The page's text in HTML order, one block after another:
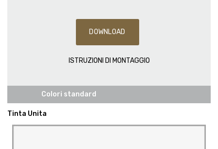
DOWNLOAD
ISTRUZIONI DI MONTAGGIO
Colori standard
Tinta Unita